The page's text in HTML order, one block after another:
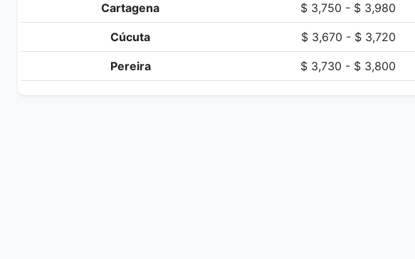
Cartagena $ 3,750 - $ 3,980
Cúcuta $ 3,670 - $ 3,720
Pereira $ 3,730 - $ 3,800